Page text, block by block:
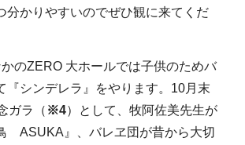
分かりやすいのでぜひ観に来てくだ
のZERO 大ホールでは子供のためバ
『シンデレラ』をやります。10月末
ガラ（ ※4）として、牧阿佐美先生が
ASUKA』、バレヱ団が昔から大切